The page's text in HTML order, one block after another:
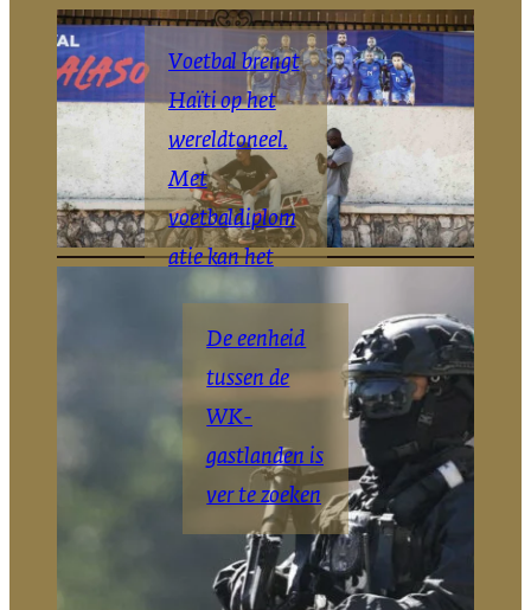
Voetbal brengt
Haïti op het
wereldtoneel.
Met
voetbaldiplom
atie kan het
daar blijven
The Haitian
Times
De eenheid
tussen de
WK-
gastlanden is
ver te zoeken